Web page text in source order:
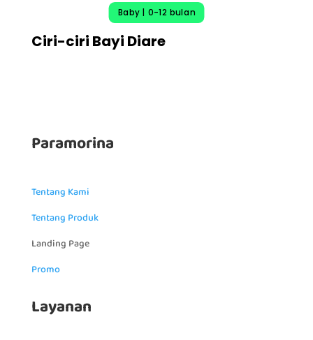
Baby | 0-12 bulan
Ciri-ciri Bayi Diare
Paramorina
Tentang Kami
Tentang Produk
Landing Page
Promo
Layanan